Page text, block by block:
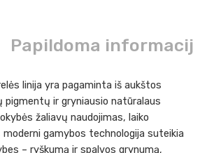
Papildoma
linija yra pagaminta iš aukštos
pigmentų ir gryniausio natūralaus
žaliavų naudojimas, laiko
gamybos technologija suteikia
– ryškumą ir spalvos grynumą,